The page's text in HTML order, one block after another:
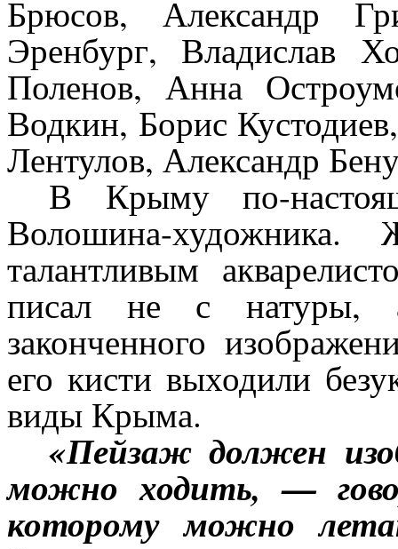
Брюсов, Александр
Эренбург, Владислав
Поленов, Анна
Водкин, Борис
Лентулов, Александр
В Крыму по-
Волошина-художника.
талантливым
писал не с натуры,
законченного
его кисти выходили
виды Крыма.
«Пейзаж должен
можно ходить, —
которому можно